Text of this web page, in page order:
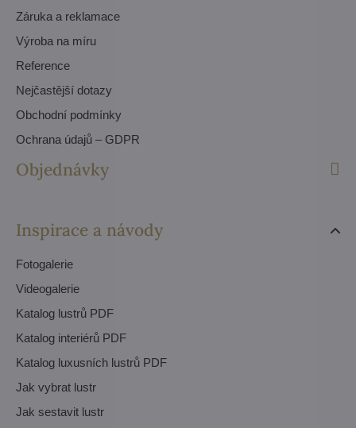
Záruka a reklamace
Výroba na míru
Reference
Nejčastější dotazy
Obchodní podmínky
Ochrana údajů – GDPR
Objednávky
Inspirace a návody
Fotogalerie
Videogalerie
Katalog lustrů PDF
Katalog interiérů PDF
Katalog luxusních lustrů PDF
Jak vybrat lustr
Jak sestavit lustr